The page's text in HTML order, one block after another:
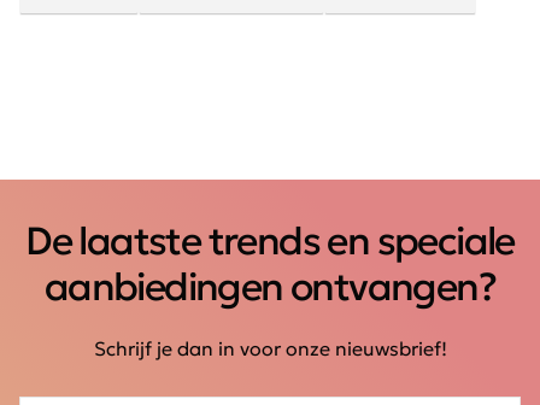
De laatste trends en speciale
aanbiedingen ontvangen?
Schrijf je dan in voor onze nieuwsbrief!